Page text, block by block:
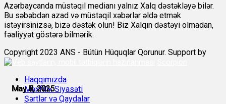
May 6, 2025
May 7, 2025
May 7, 2025
May 7, 2025
May 8, 2025
May 8, 2025
Azərbaycanda müstəqil medianı yalnız Xalq dəstəkləyə bilər.
Bu səbəbdən azad və müstəqil xəbərlər əldə etmək
istəyirsinizsə, bizə dəstək olun! Biz Xalqın dəstəyi olmadan,
fəaliyyət göstərə bilmərik.
Copyright 2023 ANS - Bütün Hüquqlar Qorunur. Support by
Haqqımızda
Məxfilik Siyasəti
Şərtlər və Qaydalar